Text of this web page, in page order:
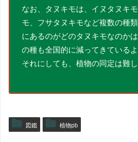
なお、タヌキモは、イヌタヌキ
モ、フサタヌキモなど複数の種
にあるのがどのタヌキモなのか
の種も全国的に減ってきているよ
それにしても、植物の同定は難し
図鑑 植物pb